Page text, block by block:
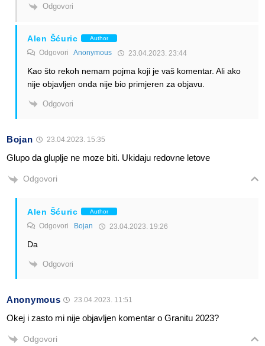
Odgovori
Alen Šćuric Author
Odgovori Anonymous 23.04.2023. 23:44
Kao što rekoh nemam pojma koji je vaš komentar. Ali ako
nije objavljen onda nije bio primjeren za objavu.
Odgovori
Bojan 23.04.2023. 15:35
Glupo da gluplje ne moze biti. Ukidaju redovne letove
Odgovori
Alen Šćuric Author
Odgovori Bojan 23.04.2023. 19:26
Da
Odgovori
Anonymous 23.04.2023. 11:51
Okej i zasto mi nije objavljen komentar o Granitu 2023?
Odgovori